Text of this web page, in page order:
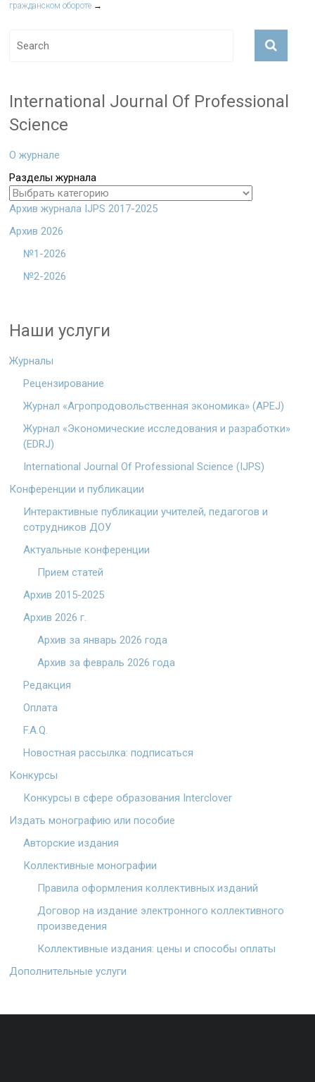
гражданском обороте →
International Journal Of Professional
Science
О журнале
Разделы журнала
Архив журнала IJPS 2017-2025
Архив 2026
№1-2026
№2-2026
Наши услуги
Журналы
Рецензирование
Журнал «Агропродовольственная экономика» (APEJ)
Журнал «Экономические исследования и разработки»
(EDRJ)
International Journal Of Professional Science (IJPS)
Конференции и публикации
Интерактивные публикации учителей, педагогов и
сотрудников ДОУ
Актуальные конференции
Прием статей
Архив 2015-2025
Архив 2026 г.
Архив за январь 2026 года
Архив за февраль 2026 года
Редакция
Оплата
F.A.Q.
Новостная рассылка: подписаться
Конкурсы
Конкурсы в сфере образования Interclover
Издать монографию или пособие
Авторские издания
Коллективные монографии
Правила оформления коллективных изданий
Договор на издание электронного коллективного
произведения
Коллективные издания: цены и способы оплаты
Дополнительные услуги